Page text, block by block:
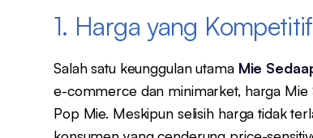
1. Harga yang Kompetitif
Salah satu keunggulan utama Mie
e-commerce dan minimarket, harga
Pop Mie. Meskipun selisih harga tidak